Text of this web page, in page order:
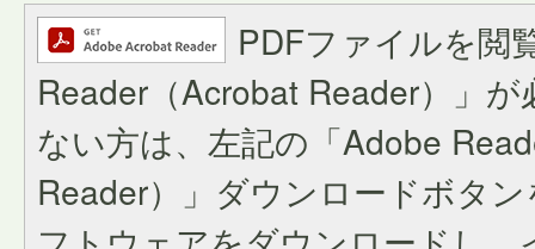
PDFファイルを閲
Reader（Acrobat Reader）」
ない方は、左記の「Adobe
Reader）」ダウンロードボタ